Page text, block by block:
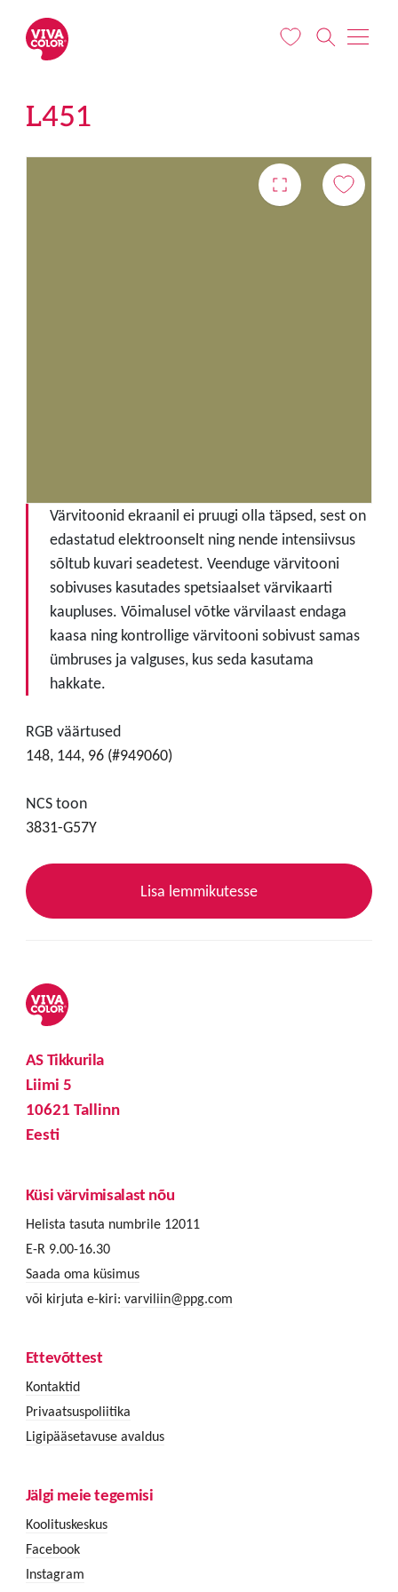
L451
Värvitoonid ekraanil ei pruugi olla täpsed, sest on
edastatud elektroonselt ning nende intensiivsus
sõltub kuvari seadetest. Veenduge värvitooni
sobivuses kasutades spetsiaalset värvikaarti
kaupluses. Võimalusel võtke värvilaast endaga
kaasa ning kontrollige värvitooni sobivust samas
ümbruses ja valguses, kus seda kasutama
hakkate.
RGB väärtused
148, 144, 96 (#949060)
NCS toon
3831-G57Y
Lisa lemmikutesse
AS Tikkurila
Liimi 5
10621 Tallinn
Eesti
Küsi värvimisalast nõu
Helista tasuta numbrile 12011
E-R 9.00-16.30
Saada oma küsimus
või kirjuta e-kiri: varviliin@ppg.com
Ettevõttest
Kontaktid
Privaatsuspoliitika
Ligipääsetavuse avaldus
Jälgi meie tegemisi
Koolituskeskus
Facebook
Instagram